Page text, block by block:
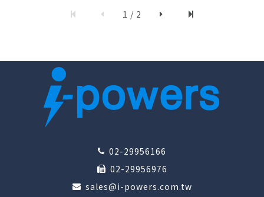
1 / 2
02-29956166
02-29956976
sales@i-powers.com.tw